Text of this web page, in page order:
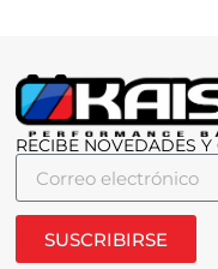
RECIBE NOVEDADES Y
SUSCRIBIRSE